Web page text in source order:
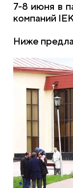
7-8 июня в
компаний
Ниже